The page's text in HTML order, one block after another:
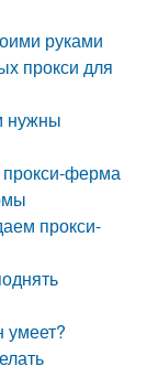
руками
прокси для
нужны
прокси-ферма
прокси-
умеет?